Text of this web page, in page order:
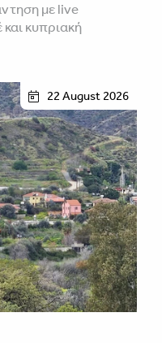
με live
κυπριακή
22 August 2026